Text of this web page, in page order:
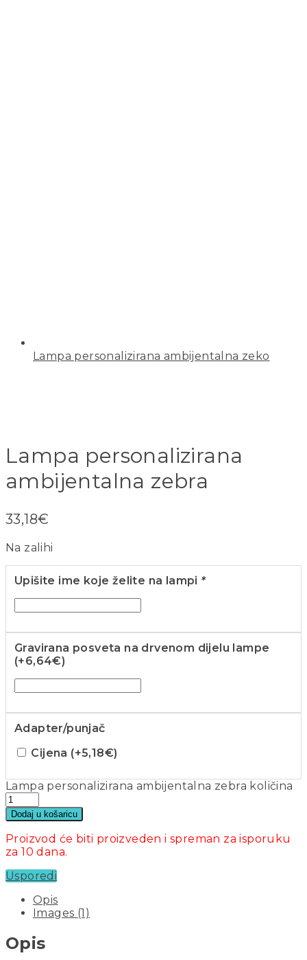
Lampa personalizirana ambijentalna zeko
Lampa personalizirana
ambijentalna zebra
33,18€
Na zalihi
Upišite ime koje želite na lampi *
Gravirana posveta na drvenom dijelu lampe
(+6,64€)
Adapter/punjač
Cijena (+5,18€)
Lampa personalizirana ambijentalna zebra količina
Dodaj u košaricu
Proizvod će biti proizveden i spreman za isporuku
za 10 dana.
Usporedi
Opis
Images (1)
Opis